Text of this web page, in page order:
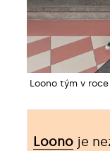
Loono tým v roce
Loono je